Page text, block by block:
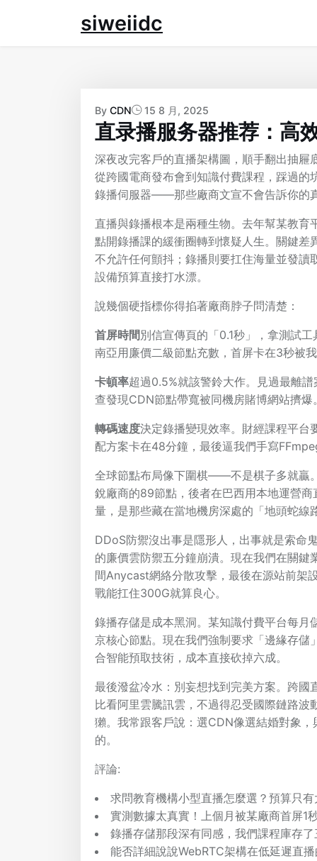
siweiidc
By CDN 15 8 月, 2025
直录播服务器推荐：高
深夜改完客戶的直播架構圖，順手翻出抽
從跨國電商發布會到知識付費課程，踩過
錄播伺服器——那些廠商文宣不會告訴你的
直播與錄播根本是兩種生物。去年幫某教
點開錄播課的緩衝圈轉到懷疑人生。關鍵
不允許任何顫抖；錄播則要扛住海量並發
設備預算直接打水漂。
說幾個硬指標你得掐著廠商脖子問清楚：
首屏時間 別信宣傳頁的「0.1秒」，拿測試
南亞用廉價二級節點充數，首屏卡在3秒被
卡頓率超過0.5%就該警鈴大作。見過最離
查發現CDN節點帶寬被同機房賭博網站擠爆
轉碼速度決定錄播變現效率。財經課程平台
配方案卡在48分鐘，最後逼我們手寫
全球節點布局像下圍棋——不是棋子多就贏
銳廠商的89節點，後者在巴西用本地運營
量，是那些藏在當地機房深處的「地頭蛇線
DDoS防禦沒出事是隱形人，出事就是索命
的廉價雲防禦五分鐘崩潰。現在我們在關
間Anycast網絡分散攻擊，最後在源站前架
戰能扛住300G就算良心。
錄播存儲是成本黑洞。某知識付費平台每
京核心節點。現在我們強制要求「邊緣存
合智能預取技術，成本直接砍掉六成。
最後潑盆冷水：別妄想找到完美方案。跨
比看阿里雲騰訊雲，不過得忍受國際鏈路
獺。我常跟客戶說：選CDN像選結婚對象
的。
評論:
求問教育機構小型直播怎麼選？預算只
實測數據太真實！上個月被某廠商首屏1
錄播存儲那段深有同感，我們課程庫存
能否詳細說說WebRTC架構在低延遲直